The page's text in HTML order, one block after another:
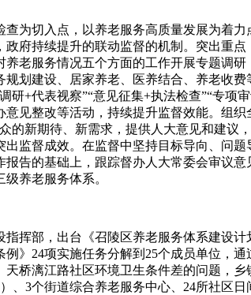
切入点，以养老服务高质量发展为着力
府持续提升的联动监督的机制。突出重
老服务情况五个方面的工作开展专题调
划建设、居家养老、医养结合、养老收
+代表视察”“意见征集+执法检查”“专项
见整改等活动，持续提升监督效能。组
新期待、新需求，提供人大意见和建议
监督成效。在监督中坚持目标导向、问
告的基础上，跟踪督办人大常委会审议
养老服务体系。
部，出台《召陵区养老服务体系建设计
》24项实施任务分解到25个成员单位，
桥漓江路社区环境卫生条件差的问题，
3个街道综合养老服务中心、24所社区